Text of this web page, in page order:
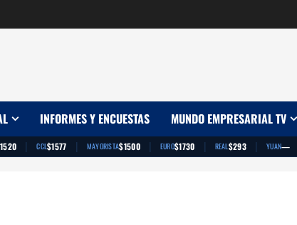
INFORMES Y ENCUESTAS MUNDO EMPRESARIAL TV
| CCL$1577 | MAYORISTA$1500 | EURO$1730 | REAL$293 | YUAN—